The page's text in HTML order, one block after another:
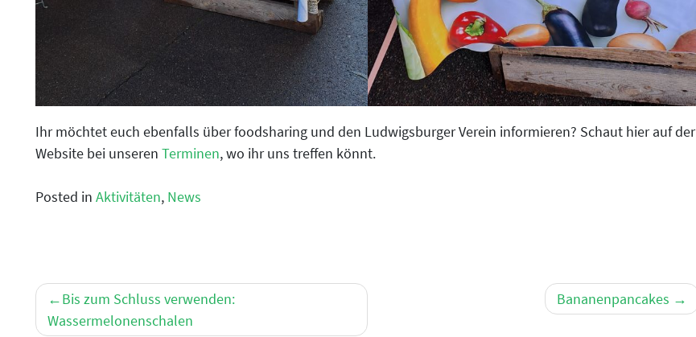
Ihr möchtet euch ebenfalls über foodsharing und den Ludwigsburger Verein informieren? Schaut hier auf der
Website bei unseren Terminen, wo ihr uns treffen könnt.
Posted in Aktivitäten, News
Beitragsnavigation
Bis zum Schluss verwenden:
Wassermelonenschalen
Bananenpancakes